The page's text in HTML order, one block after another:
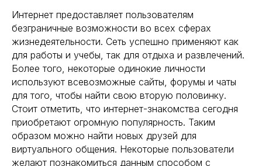
Интернет предоставляет пользователям
безграничные возможности во всех сферах
жизнедеятельности. Сеть успешно применяют как
для работы и учебы, так для отдыха и развлечений.
Более того, некоторые одинокие личности
используют всевозможные сайты, форумы и чаты
для того, чтобы найти свою вторую половинку.
Стоит отметить, что интернет-знакомства сегодня
приобретают огромную популярность. Таким
образом можно найти новых друзей для
виртуального общения. Некоторые пользователи
желают познакомиться данным способом с